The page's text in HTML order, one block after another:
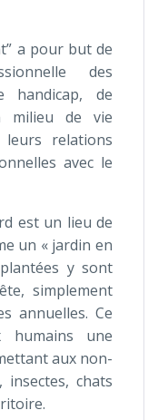
a pour but de
des
handicap, de
milieu de vie
relations
avec le
est un lieu de
un « jardin en
y sont
simplement
annuelles. Ce
humains une
aux non-
insectes, chats